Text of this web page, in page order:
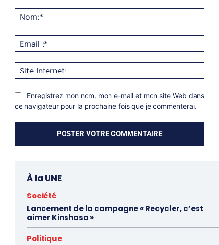
:*
Enregistrez mon nom, mon e-mail et mon site Web dans
ce navigateur pour la prochaine fois que je commenterai.
À la UNE
Société
Lancement de la campagne « Recycler, c’est
aimer Kinshasa »
Politique